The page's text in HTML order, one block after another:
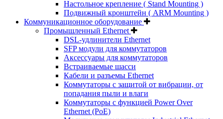
Настольное крепление ( Stand Mounting )
Подвижный кронштейн ( ARM Mounting )
Коммуникационное оборудование
Промышленный Ethernet
DSL-удлинители Ethernet
SFP модули для коммутаторов
Аксессуары для коммутаторов
Встраиваемые шасси
Кабели и разъемы Ethernet
Коммутаторы с защитой от вибрации, от
попадания пыли и влаги
Коммутаторы с функцией Power Over
Ethernet (PoE)